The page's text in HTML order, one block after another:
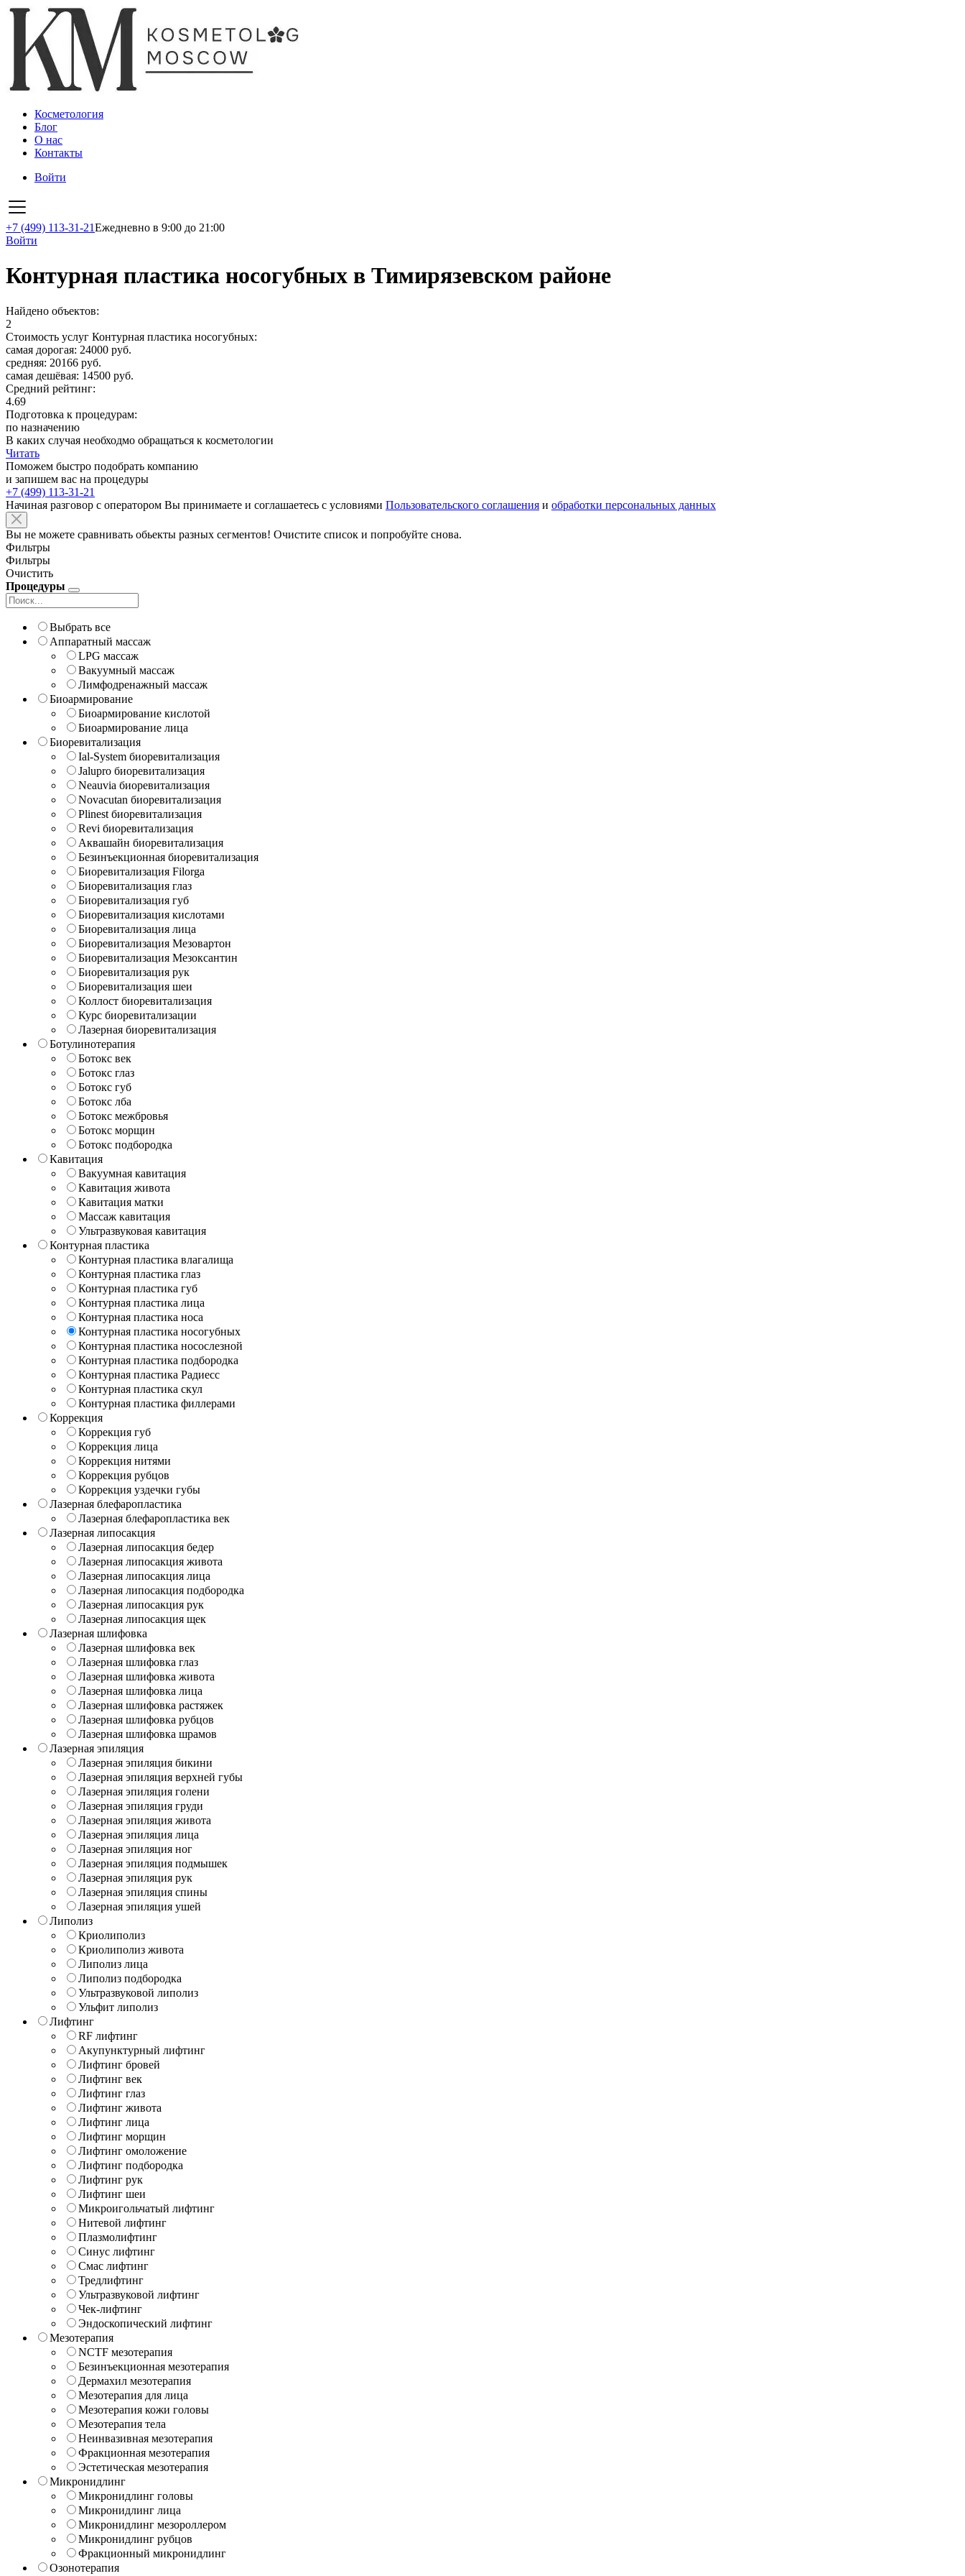
Косметология
Блог
О нас
Контакты
Войти
+7 (499) 113-31-21Ежедневно в 9:00 до 21:00
Войти
Контурная пластика носогубных в Тимирязевском районе
Найдено объектов:
2
Стоимость услуг Контурная пластика носогубных:
самая дорогая: 24000 руб.
средняя: 20166 руб.
самая дешёвая: 14500 руб.
Средний рейтинг:
4.69
Подготовка к процедурам:
по назначению
В каких случая необходмо обращаться к косметологии
Читать
Поможем быстро подобрать компанию
и запишем вас на процедуры
+7 (499) 113-31-21
Начиная разговор с оператором Вы принимаете и соглашаетесь с условиями Пользовательского соглашения и обработки персональных данных
Вы не можете сравнивать обьекты разных сегментов! Очистите список и попробуйте снова.
Фильтры
Фильтры
Очистить
Процедуры
Выбрать все
Аппаратный массаж
LPG массаж
Вакуумный массаж
Лимфодренажный массаж
Биоармирование
Биоармирование кислотой
Биоармирование лица
Биоревитализация
Ial-System биоревитализация
Jalupro биоревитализация
Neauvia биоревитализация
Novacutan биоревитализация
Plinest биоревитализация
Revi биоревитализация
Аквашайн биоревитализация
Безинъекционная биоревитализация
Биоревитализация Filorga
Биоревитализация глаз
Биоревитализация губ
Биоревитализация кислотами
Биоревитализация лица
Биоревитализация Мезовартон
Биоревитализация Мезоксантин
Биоревитализация рук
Биоревитализация шеи
Коллост биоревитализация
Курс биоревитализации
Лазерная биоревитализация
Ботулинотерапия
Ботокс век
Ботокс глаз
Ботокс губ
Ботокс лба
Ботокс межбровья
Ботокс морщин
Ботокс подбородка
Кавитация
Вакуумная кавитация
Кавитация живота
Кавитация матки
Массаж кавитация
Ультразвуковая кавитация
Контурная пластика
Контурная пластика влагалища
Контурная пластика глаз
Контурная пластика губ
Контурная пластика лица
Контурная пластика носа
Контурная пластика носогубных
Контурная пластика носослезной
Контурная пластика подбородка
Контурная пластика Радиесс
Контурная пластика скул
Контурная пластика филлерами
Коррекция
Коррекция губ
Коррекция лица
Коррекция нитями
Коррекция рубцов
Коррекция уздечки губы
Лазерная блефаропластика
Лазерная блефаропластика век
Лазерная липосакция
Лазерная липосакция бедер
Лазерная липосакция живота
Лазерная липосакция лица
Лазерная липосакция подбородка
Лазерная липосакция рук
Лазерная липосакция щек
Лазерная шлифовка
Лазерная шлифовка век
Лазерная шлифовка глаз
Лазерная шлифовка живота
Лазерная шлифовка лица
Лазерная шлифовка растяжек
Лазерная шлифовка рубцов
Лазерная шлифовка шрамов
Лазерная эпиляция
Лазерная эпиляция бикини
Лазерная эпиляция верхней губы
Лазерная эпиляция голени
Лазерная эпиляция груди
Лазерная эпиляция живота
Лазерная эпиляция лица
Лазерная эпиляция ног
Лазерная эпиляция подмышек
Лазерная эпиляция рук
Лазерная эпиляция спины
Лазерная эпиляция ушей
Липолиз
Криолиполиз
Криолиполиз живота
Липолиз лица
Липолиз подбородка
Ультразвуковой липолиз
Ульфит липолиз
Лифтинг
RF лифтинг
Акупунктурный лифтинг
Лифтинг бровей
Лифтинг век
Лифтинг глаз
Лифтинг живота
Лифтинг лица
Лифтинг морщин
Лифтинг омоложение
Лифтинг подбородка
Лифтинг рук
Лифтинг шеи
Микроигольчатый лифтинг
Нитевой лифтинг
Плазмолифтинг
Синус лифтинг
Смас лифтинг
Тредлифтинг
Ультразвуковой лифтинг
Чек-лифтинг
Эндоскопический лифтинг
Мезотерапия
NCTF мезотерапия
Безинъекционная мезотерапия
Дермахил мезотерапия
Мезотерапия для лица
Мезотерапия кожи головы
Мезотерапия тела
Неинвазивная мезотерапия
Фракционная мезотерапия
Эстетическая мезотерапия
Микронидлинг
Микронидлинг головы
Микронидлинг лица
Микронидлинг мезороллером
Микронидлинг рубцов
Фракционный микронидлинг
Озонотерапия